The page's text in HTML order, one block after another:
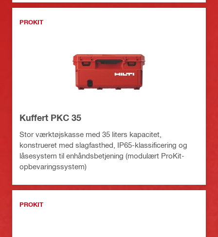
PROKIT
Kuffert PKC 35
Stor værktøjskasse med 35 liters kapacitet,
konstrueret med slagfasthed, IP65-klassificering og
låsesystem til enhåndsbetjening (modulært ProKit-
opbevaringssystem)
PROKIT